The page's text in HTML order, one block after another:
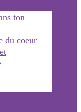
ton
du coeur